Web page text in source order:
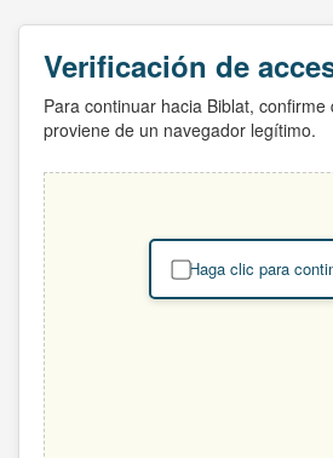
Verificación de
Para continuar hacia Biblat, confirme
proviene de un navegador legítimo.
Haga clic para